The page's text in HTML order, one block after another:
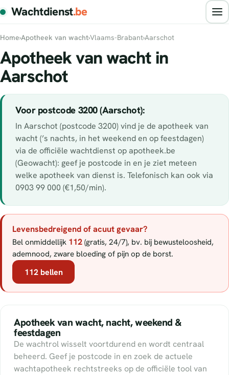
Wachtdienst.be
Home›Apotheek van wacht›Vlaams-Brabant›Aarschot
Apotheek van wacht in
Aarschot
Voor postcode 3200 (Aarschot):
In Aarschot (postcode 3200) vind je de apotheek van
wacht (’s nachts, in het weekend en op feestdagen)
via de officiële wachtdienst op apotheek.be
(Geowacht): geef je postcode in en je ziet meteen
welke apotheek van dienst is. Telefonisch kan ook via
0903 99 000 (€1,50/min).
Levensbedreigend of acuut gevaar?
Bel onmiddellijk 112 (gratis, 24/7), bv. bij bewusteloosheid,
ademnood, zware bloeding of pijn op de borst.
112 bellen
Apotheek van wacht, nacht, weekend &
feestdagen
De wachtrol wisselt voortdurend en wordt centraal
beheerd. Geef je postcode in en zoek de actuele
wachtapotheek rechtstreeks op de officiële tool van